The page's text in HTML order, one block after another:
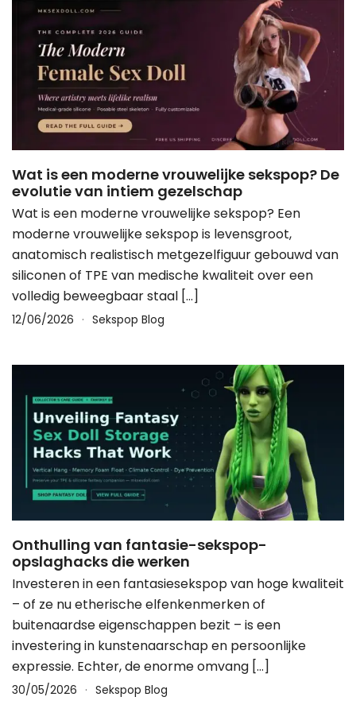
Wat is een moderne vrouwelijke sekspop? De
evolutie van intiem gezelschap
Wat is een moderne vrouwelijke sekspop? Een
moderne vrouwelijke sekspop is levensgroot,
anatomisch realistisch metgezelfiguur gebouwd van
siliconen of TPE van medische kwaliteit over een
volledig beweegbaar staal […]
12/06/2026 Sekspop Blog
Onthulling van fantasie-sekspop-
opslaghacks die werken
Investeren in een fantasiesekspop van hoge kwaliteit
– of ze nu etherische elfenkenmerken of
buitenaardse eigenschappen bezit – is een
investering in kunstenaarschap en persoonlijke
expressie. Echter, de enorme omvang […]
30/05/2026 Sekspop Blog